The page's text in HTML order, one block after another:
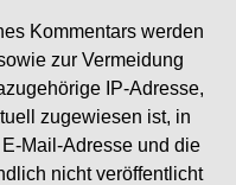
Kommentars werden
zur Vermeidung
IP-Adresse,
zugewiesen ist, in
Mail-Adresse und die
nicht veröffentlicht